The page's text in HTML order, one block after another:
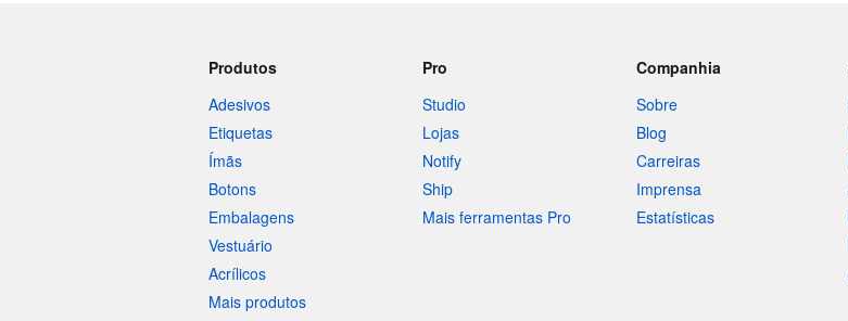
Produtos
Adesivos
Etiquetas
Ímãs
Botons
Embalagens
Vestuário
Acrílicos
Mais produtos
Pro
Studio
Lojas
Notify
Ship
Mais ferramentas Pro
Companhia
Sobre
Blog
Carreiras
Imprensa
Estatísticas